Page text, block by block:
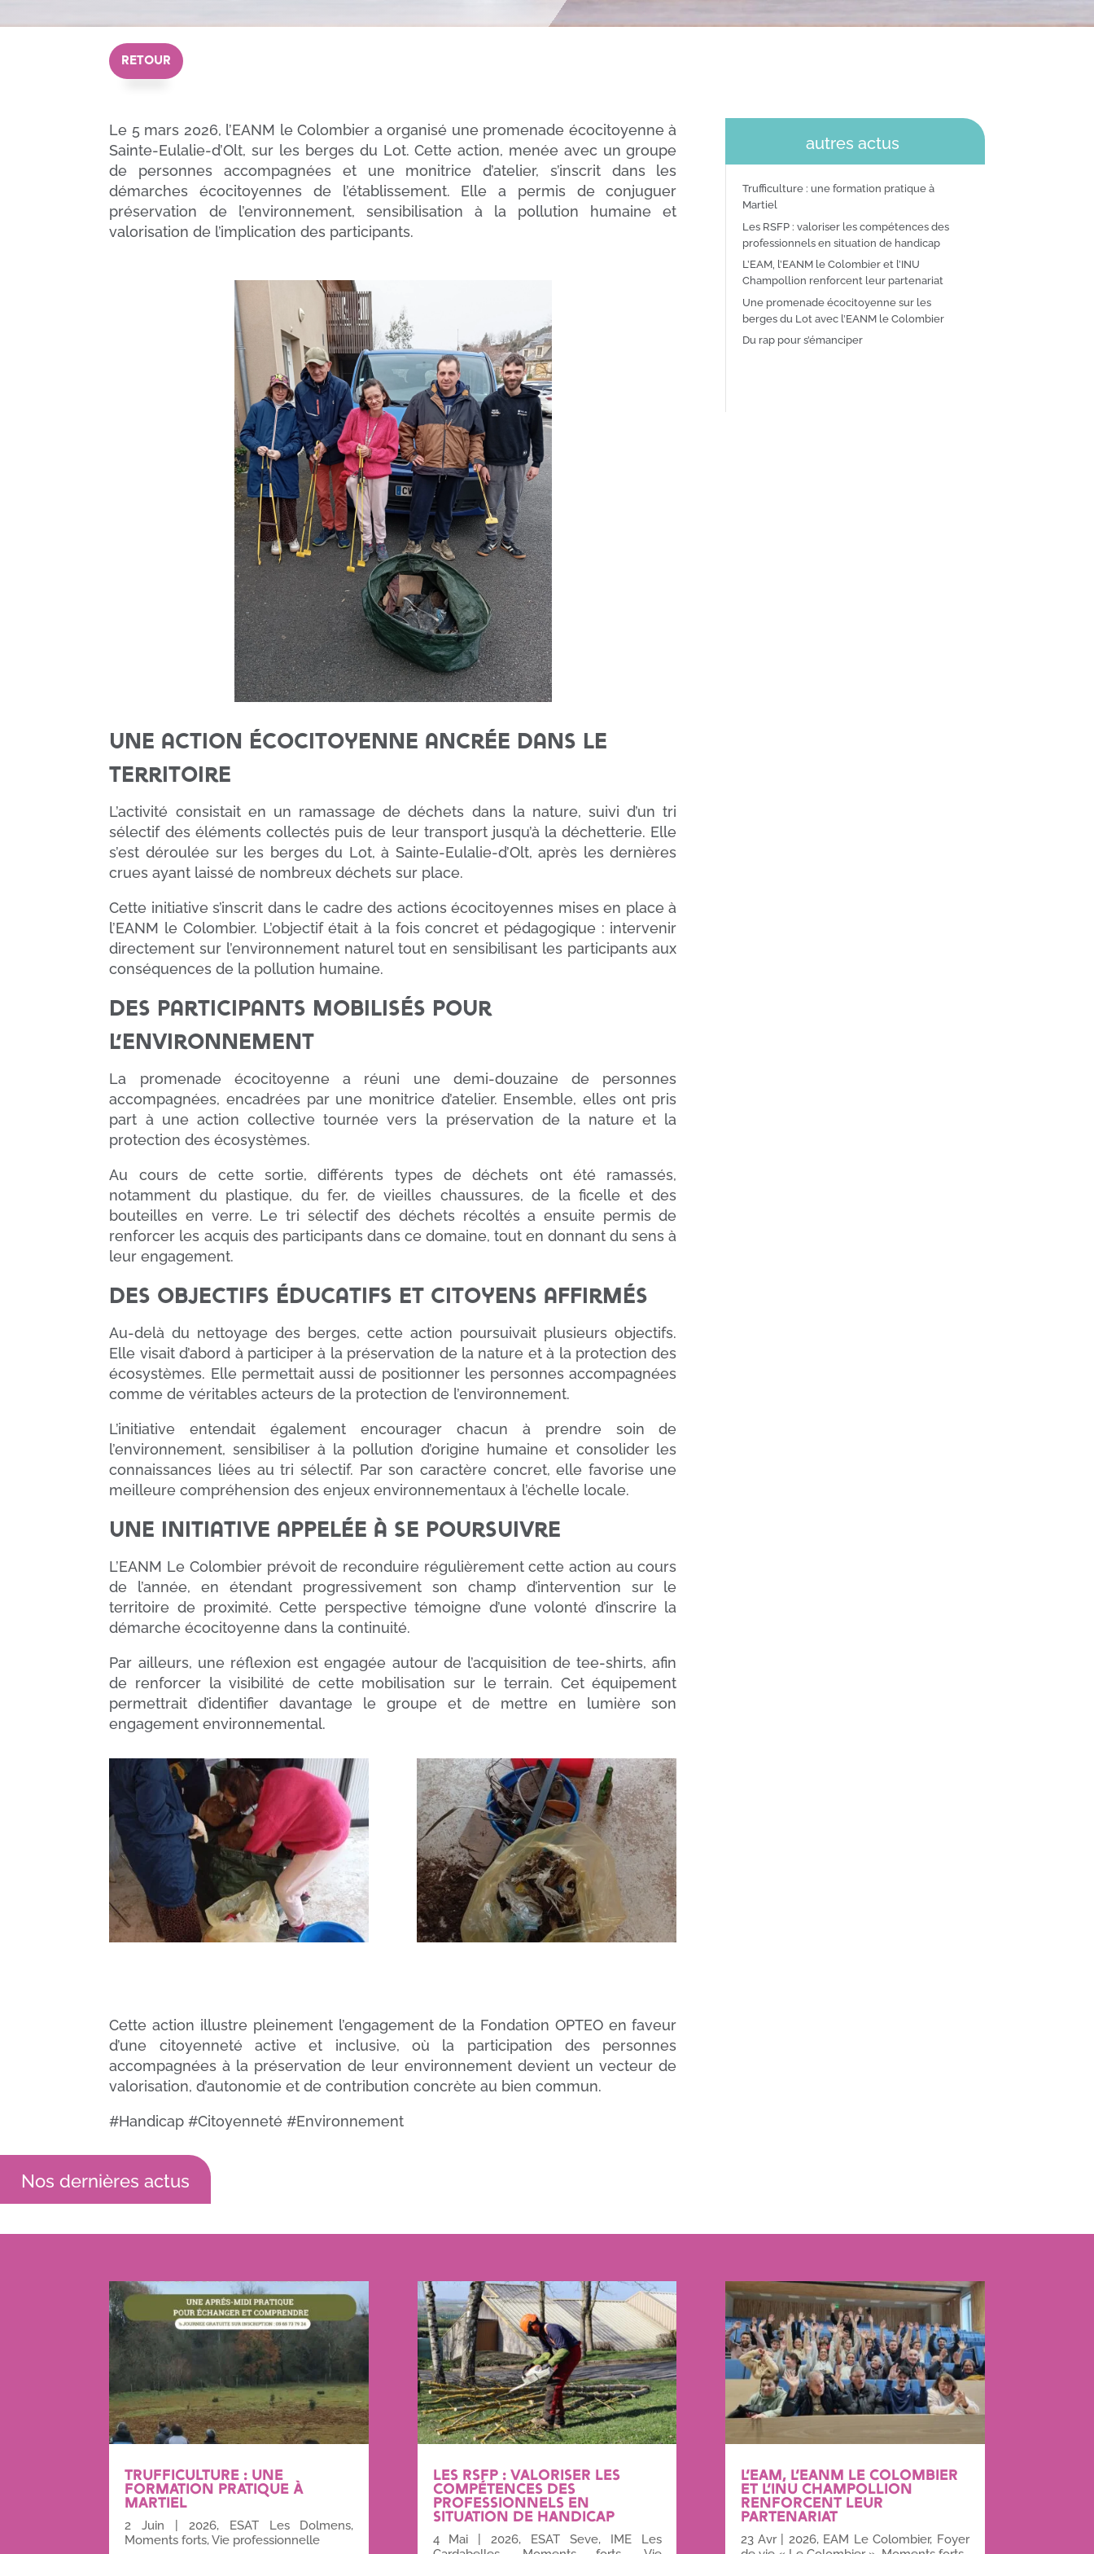
RETOUR
Le 5 mars 2026, l’EANM le Colombier a organisé une promenade écocitoyenne à
Sainte-Eulalie-d’Olt, sur les berges du Lot. Cette action, menée avec un groupe
de personnes accompagnées et une monitrice d’atelier, s’inscrit dans les
démarches écocitoyennes de l’établissement. Elle a permis de conjuguer
préservation de l’environnement, sensibilisation à la pollution humaine et
valorisation de l’implication des participants.
Une action écocitoyenne ancrée dans le
territoire
L’activité consistait en un ramassage de déchets dans la nature, suivi d’un tri
sélectif des éléments collectés puis de leur transport jusqu’à la déchetterie. Elle
s’est déroulée sur les berges du Lot, à Sainte-Eulalie-d’Olt, après les dernières
crues ayant laissé de nombreux déchets sur place.
Cette initiative s’inscrit dans le cadre des actions écocitoyennes mises en place à
l’EANM le Colombier. L’objectif était à la fois concret et pédagogique : intervenir
directement sur l’environnement naturel tout en sensibilisant les participants aux
conséquences de la pollution humaine.
Des participants mobilisés pour
l’environnement
La promenade écocitoyenne a réuni une demi-douzaine de personnes
accompagnées, encadrées par une monitrice d’atelier. Ensemble, elles ont pris
part à une action collective tournée vers la préservation de la nature et la
protection des écosystèmes.
Au cours de cette sortie, différents types de déchets ont été ramassés,
notamment du plastique, du fer, de vieilles chaussures, de la ficelle et des
bouteilles en verre. Le tri sélectif des déchets récoltés a ensuite permis de
renforcer les acquis des participants dans ce domaine, tout en donnant du sens à
leur engagement.
Des objectifs éducatifs et citoyens affirmés
Au-delà du nettoyage des berges, cette action poursuivait plusieurs objectifs.
Elle visait d’abord à participer à la préservation de la nature et à la protection des
écosystèmes. Elle permettait aussi de positionner les personnes accompagnées
comme de véritables acteurs de la protection de l’environnement.
L’initiative entendait également encourager chacun à prendre soin de
l’environnement, sensibiliser à la pollution d’origine humaine et consolider les
connaissances liées au tri sélectif. Par son caractère concret, elle favorise une
meilleure compréhension des enjeux environnementaux à l’échelle locale.
Une initiative appelée à se poursuivre
L’EANM Le Colombier prévoit de reconduire régulièrement cette action au cours
de l’année, en étendant progressivement son champ d’intervention sur le
territoire de proximité. Cette perspective témoigne d’une volonté d’inscrire la
démarche écocitoyenne dans la continuité.
Par ailleurs, une réflexion est engagée autour de l’acquisition de tee-shirts, afin
de renforcer la visibilité de cette mobilisation sur le terrain. Cet équipement
permettrait d’identifier davantage le groupe et de mettre en lumière son
engagement environnemental.
Cette action illustre pleinement l’engagement de la Fondation OPTEO en faveur
d’une citoyenneté active et inclusive, où la participation des personnes
accompagnées à la préservation de leur environnement devient un vecteur de
valorisation, d’autonomie et de contribution concrète au bien commun.
#Handicap #Citoyenneté #Environnement
autres actus
Trufficulture : une formation pratique à
Martiel
Les RSFP : valoriser les compétences des
professionnels en situation de handicap
L’EAM, l’EANM le Colombier et l’INU
Champollion renforcent leur partenariat
Une promenade écocitoyenne sur les
berges du Lot avec l’EANM le Colombier
Du rap pour s’émanciper
Nos dernières actus
TRUFFICULTURE : UNE
FORMATION PRATIQUE À
MARTIEL
2 Juin 2026, ESAT Les Dolmens,
Moments forts,Vie professionnelle
LES RSFP : VALORISER LES
COMPÉTENCES DES
PROFESSIONNELS EN
SITUATION DE HANDICAP
4 Mai |2026, ESAT Seve, IME Les
L’EAM, L’EANM LE COLOMBIER
ET L’INU CHAMPOLLION
RENFORCENT LEUR
PARTENARIAT
23 Avr| 2026, EAM Le Colombier, Foyer